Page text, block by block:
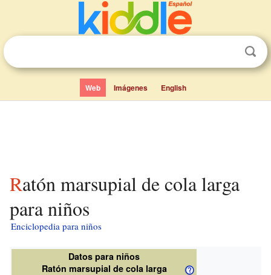
Web Imágenes English
Ratón marsupial de cola larga
para niños
Enciclopedia para niños
Datos para niños
Ratón marsupial de cola larga